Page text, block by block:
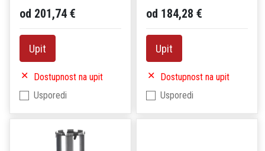
od 201,74 €
Upit
Dostupnost na upit
Usporedi
od 184,28 €
Upit
Dostupnost na upit
Usporedi